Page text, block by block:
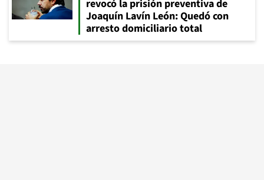
revocó la prisión preventiva de
Joaquín Lavín León: Quedó con
arresto domiciliario total